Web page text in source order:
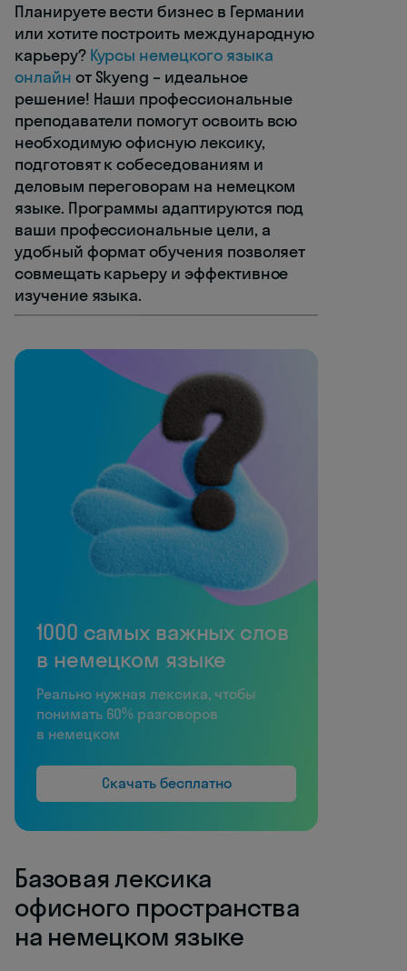
Планируете вести бизнес в Германии
или хотите построить международную
карьеру? Курсы немецкого языка
онлайн от Skyeng – идеальное
решение! Наши профессиональные
преподаватели помогут освоить всю
необходимую офисную лексику,
подготовят к собеседованиям и
деловым переговорам на немецком
языке. Программы адаптируются под
ваши профессиональные цели, а
удобный формат обучения позволяет
совмещать карьеру и эффективное
изучение языка.
1000 самых важных слов
в немецком языке
Реально нужная лексика, чтобы
понимать 60% разговоров
в немецком
Скачать бесплатно
Базовая лексика
офисного пространства
на немецком языке